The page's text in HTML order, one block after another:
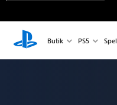
Butik PS5 Spel